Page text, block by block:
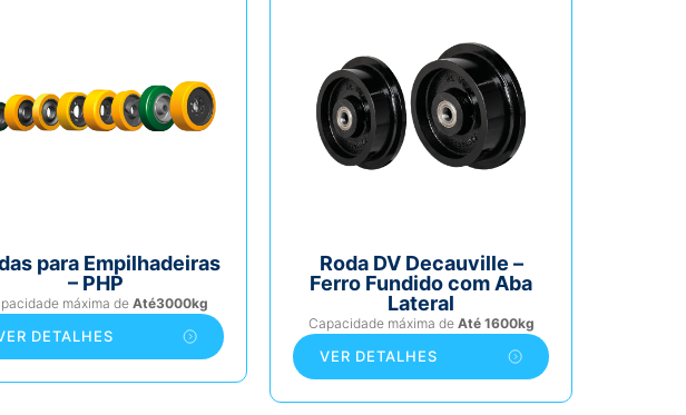
para Empilhadeiras
– PHP
máxima deAté3000kg
DETALHES
Roda DV Decauville –
Ferro Fundido com Aba
Lateral
Capacidade máxima de Até 1600kg
VER DETALHES